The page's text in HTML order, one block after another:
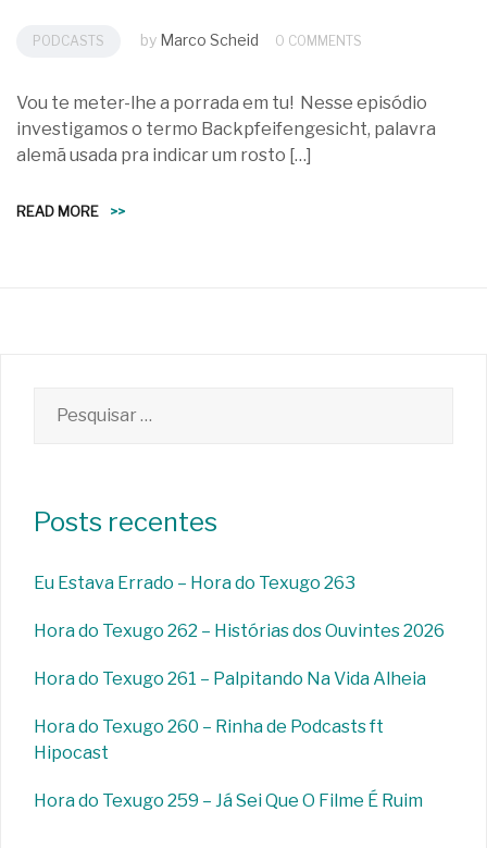
PODCASTS by Marco Scheid 0 COMMENTS
Vou te meter-lhe a porrada em tu! Nesse episódio
investigamos o termo Backpfeifengesicht, palavra
alemã usada pra indicar um rosto […]
READ MORE >>
por:
Posts recentes
Eu Estava Errado – Hora do Texugo 263
Hora do Texugo 262 – Histórias dos Ouvintes 2026
Hora do Texugo 261 – Palpitando Na Vida Alheia
Hora do Texugo 260 – Rinha de Podcasts ft
Hipocast
Hora do Texugo 259 – Já Sei Que O Filme É Ruim